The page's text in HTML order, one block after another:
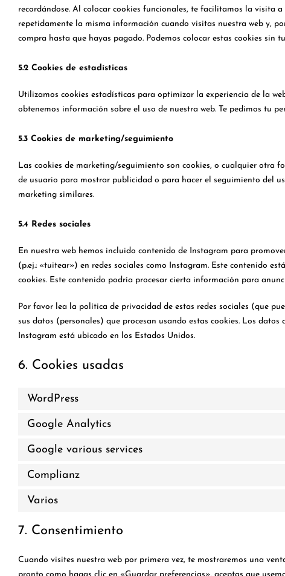
recordándose. Al colocar cookies funcionales, te facilitamos la visita
repetidamente la misma información cuando visitas nuestra web y,
compra hasta que hayas pagado. Podemos colocar estas cookies sin
5.2 Cookies de estadísticas
Utilizamos cookies estadísticas para optimizar la experiencia de la
obtenemos información sobre el uso de nuestra web. Te pedimos tu
5.3 Cookies de marketing/seguimiento
Las cookies de marketing/seguimiento son cookies, o cualquier otra
de usuario para mostrar publicidad o para hacer el seguimiento del
marketing similares.
5.4 Redes sociales
En nuestra web hemos incluido contenido de Instagram para
(p.ej.: «tuitear») en redes sociales como Instagram. Este contenido
cookies. Este contenido podría procesar cierta información para
Por favor lea la política de privacidad de estas redes sociales (que
sus datos (personales) que procesan usando estas cookies. Los
Instagram está ubicado en los Estados Unidos.
6. Cookies usadas
WordPress
Google Analytics
Google various services
Complianz
Varios
7. Consentimiento
Cuando visites nuestra web por primera vez, te mostraremos una